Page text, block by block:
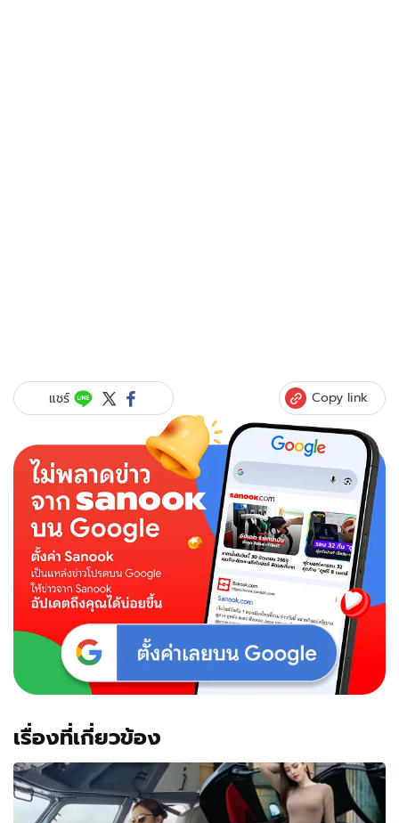
แชร์ Copy link
เรื่องที่เกี่ยวข้อง